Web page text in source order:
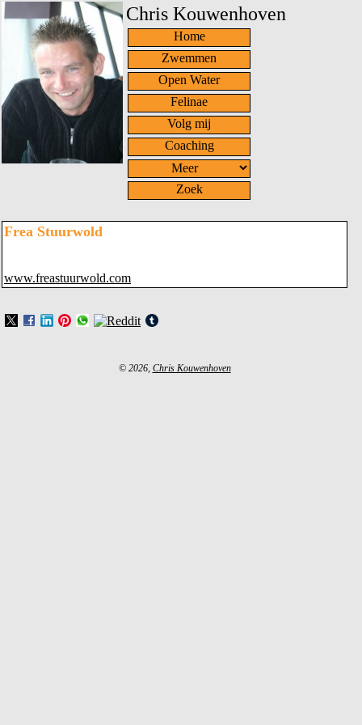
Chris Kouwenhoven
Home
Zwemmen
Open Water
Felinae
Volg mij
Coaching
Zoek
Frea Stuurwold
www.freastuurwold.com
© 2026, Chris Kouwenhoven